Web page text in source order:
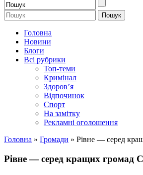
Головна
Новини
Блоги
Всі рубрики
Топ-теми
Кримінал
Здоров’я
Відпочинок
Спорт
На замітку
Рекламні оголошення
Головна » Громади » Рівне — серед
Рівне — серед кращих громад